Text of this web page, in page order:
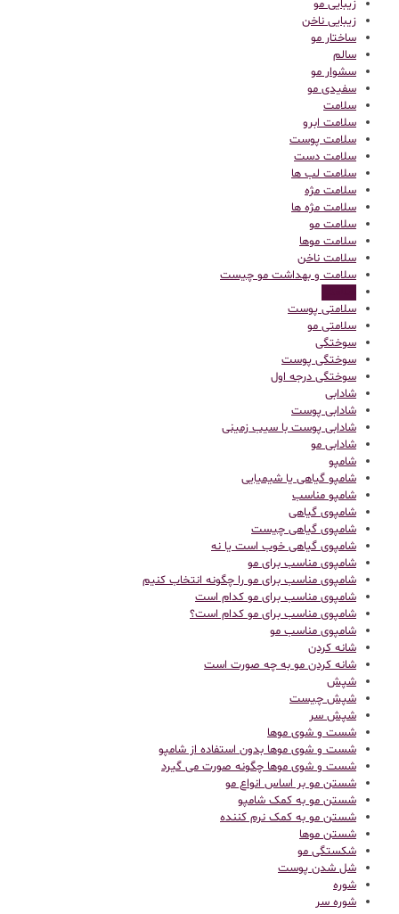
زیبایی مو
زیبایی ناخن
ساختار مو
سالم
سشوار مو
سفیدی مو
سلامت
سلامت ابرو
سلامت پوست
سلامت دست
سلامت لب ها
سلامت مژه
سلامت مژه ها
سلامت مو
سلامت موها
سلامت ناخن
سلامت و بهداشت مو چیست
سلامتی پوست
سلامتی مو
سوختگی
سوختگی پوست
سوختگی درجه اول
شادابی
شادابی پوست
شادابی پوست با سیب زمینی
شادابی مو
شامپو
شامپو گیاهی یا شیمیایی
شامپو مناسب
شامپوی گیاهی
شامپوی گیاهی چیست
شامپوی گیاهی خوب است یا نه
شامپوی مناسب برای مو
شامپوی مناسب برای مو را چگونه انتخاب کنیم
شامپوی مناسب برای مو کدام است
شامپوی مناسب برای مو کدام است؟
شامپوی مناسب مو
شانه کردن
شانه کردن مو به چه صورت است
شپش
شپش چیست
شپش سر
شست و شوی موها
شست و شوی موها بدون استفاده از شامپو
شست و شوی موها چگونه صورت می گیرد
شستن مو بر اساس انواع مو
شستن مو به کمک شامپو
شستن مو به کمک نرم کننده
شستن موها
شکستگی مو
شل شدن پوست
شوره
شوره سر